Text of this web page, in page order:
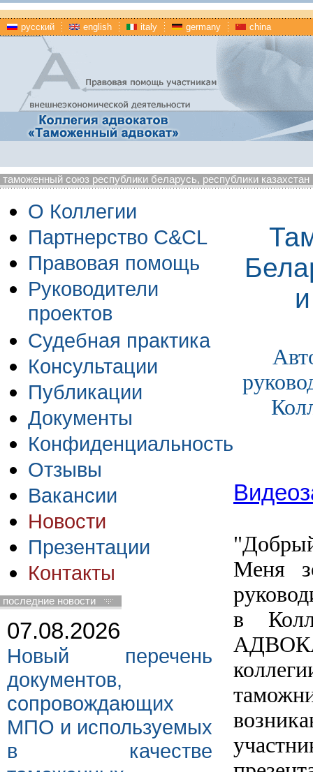
русский english italy germany china
таможенный союз республики беларусь, республики
О Коллегии
Партнерство C&CL
Правовая помощь
Руководители
проектов
Судебная практика
Консультации
Публикации
Документы
Конфиденциальность
Отзывы
Вакансии
Новости
Презентации
Контакты
последние новости
07.08.2026
Новый перечень
документов,
сопровождающих
МПО и используемых
в качестве
Меня
в